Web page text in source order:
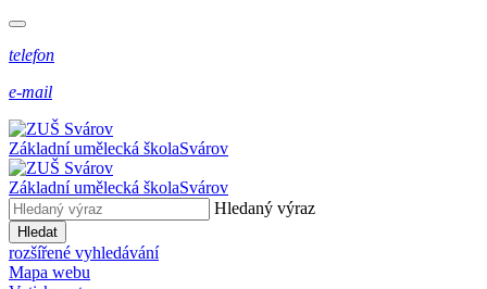
telefon
e-mail
Základní umělecká školaSvárov
Základní umělecká školaSvárov
Hledaný výraz
Hledat
rozšířené vyhledávání
Mapa webu